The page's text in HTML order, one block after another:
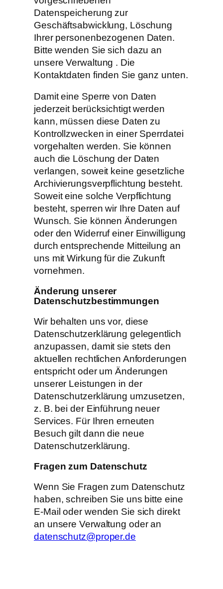
Datenspeicherung zur
Geschäftsabwicklung, Löschung
Ihrer personenbezogenen Daten.
Bitte wenden Sie sich dazu an
unsere Verwaltung . Die
Kontaktdaten finden Sie ganz unten.
Damit eine Sperre von Daten
jederzeit berücksichtigt werden
kann, müssen diese Daten zu
Kontrollzwecken in einer Sperrdatei
vorgehalten werden. Sie können
auch die Löschung der Daten
verlangen, soweit keine gesetzliche
Archivierungsverpflichtung besteht.
Soweit eine solche Verpflichtung
besteht, sperren wir Ihre Daten auf
Wunsch. Sie können Änderungen
oder den Widerruf einer Einwilligung
durch entsprechende Mitteilung an
uns mit Wirkung für die Zukunft
vornehmen.
Änderung unserer
Datenschutzbestimmungen
Wir behalten uns vor, diese
Datenschutzerklärung gelegentlich
anzupassen, damit sie stets den
aktuellen rechtlichen Anforderungen
entspricht oder um Änderungen
unserer Leistungen in der
Datenschutzerklärung umzusetzen,
z. B. bei der Einführung neuer
Services. Für Ihren erneuten
Besuch gilt dann die neue
Datenschutzerklärung.
Fragen zum Datenschutz
Wenn Sie Fragen zum Datenschutz
haben, schreiben Sie uns bitte eine
E-Mail oder wenden Sie sich direkt
an unsere Verwaltung oder an
datenschutz@proper.de